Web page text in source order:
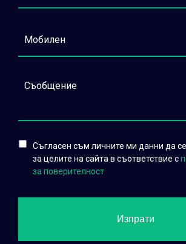
Съгласен съм личните ми данни да
за целите на сайта в съответствие с
за поверителност